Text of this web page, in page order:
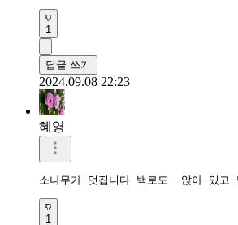
1
답글 쓰기
2024.09.08 22:23
혜영
소나무가 멋집니다 백로도  앉아 있고
1